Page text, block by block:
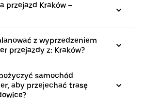
przejazd Kraków –
z wyprzedzeniem
przejazdy z: Kraków?
samochód
aby przejechać trasę